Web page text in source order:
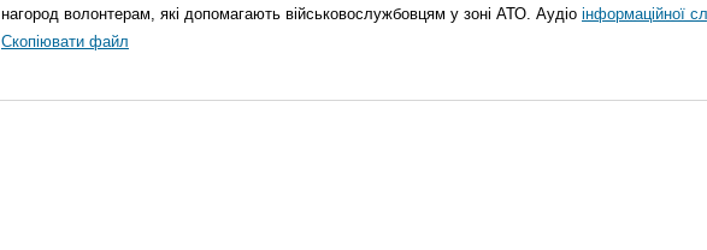
нагород волонтерам, які допомагають військовослужбовцям у зоні АТО. Аудіо інформаційної
Скопіювати файл